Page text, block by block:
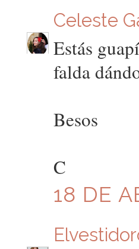
Celeste
Estás
falda
Besos
C
18 DE